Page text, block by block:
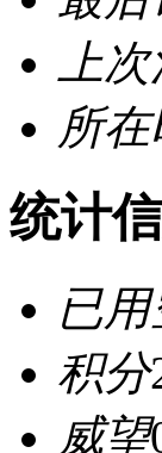
上
所
统计
已
积分
威望